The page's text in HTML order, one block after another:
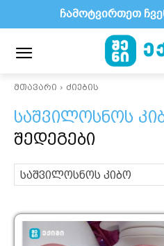
მთავარი ძიების
საშვილოსნოს
შედეგები
ჩამოტვირთეთ